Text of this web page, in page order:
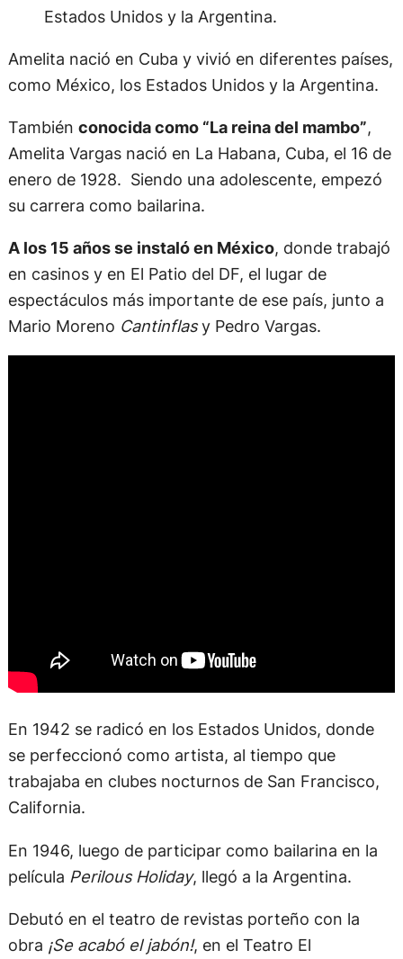
Amelita nació en Cuba y vivió en diferentes países,
como México, los Estados Unidos y la Argentina.
También conocida como “La reina del mambo”,
Amelita Vargas nació en La Habana, Cuba, el 16 de
enero de 1928. Siendo una adolescente, empezó
su carrera como bailarina.
A los 15 años se instaló en México, donde trabajó
en casinos y en El Patio del DF, el lugar de
espectáculos más importante de ese país, junto a
Mario Moreno Cantinflasy Pedro Vargas.
En 1942 se radicó en los Estados Unidos, donde
se perfeccionó como artista, al tiempo que
trabajaba en clubes nocturnos de San Francisco,
California.
En 1946, luego de participar como bailarina en la
película Perilous Holiday, llegó a la Argentina.
Debutó en el teatro de revistas porteño con la
obra ¡Se acabó el jabón!, en el Teatro El